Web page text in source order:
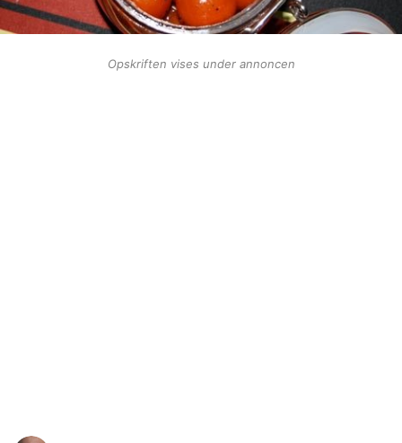
Opskriften vises under annoncen